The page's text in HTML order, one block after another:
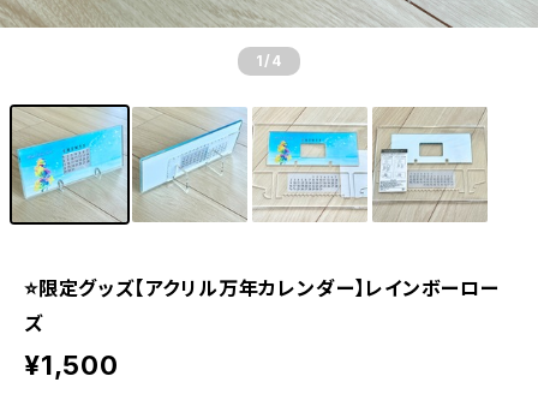
1 /4
⭐️限定グッズ【アクリル万年カレンダー】レインボーロー
ズ
¥1,500